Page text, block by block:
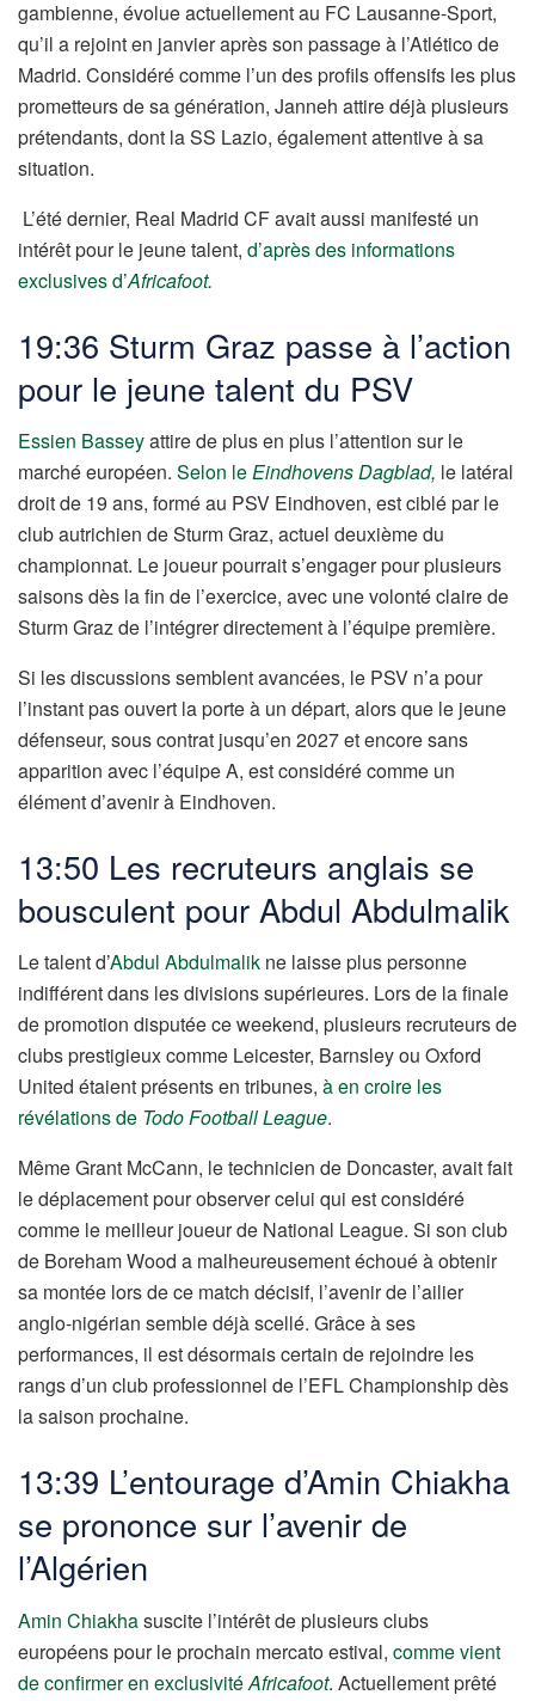
gambienne, évolue actuellement au FC Lausanne-Sport,
qu’il a rejoint en janvier après son passage à l’Atlético de
Madrid. Considéré comme l’un des profils offensifs les plus
prometteurs de sa génération, Janneh attire déjà plusieurs
prétendants, dont la SS Lazio, également attentive à sa
situation.
L’été dernier, Real Madrid CF avait aussi manifesté un
intérêt pour le jeune talent, d’après des informations
exclusives d’Africafoot.
19:36 Sturm Graz passe à l’action
pour le jeune talent du PSV
Essien Basseyattire de plus en plus l’attention sur le
marché européen. Selon leEindhovens Dagblad, le latéral
droit de 19 ans, formé au PSV Eindhoven, est ciblé par le
club autrichien de Sturm Graz, actuel deuxième du
championnat. Le joueur pourrait s’engager pour plusieurs
saisons dès la fin de l’exercice, avec une volonté claire de
Sturm Graz de l’intégrer directement à l’équipe première.
Si les discussions semblent avancées, le PSV n’a pour
l’instant pas ouvert la porte à un départ, alors que le jeune
défenseur, sous contrat jusqu’en 2027 et encore sans
apparition avec l’équipe A, est considéré comme un
élément d’avenir à Eindhoven.
13:50 Les recruteurs anglais se
bousculent pour Abdul Abdulmalik
Le talent d’Abdul Abdulmalik ne laisse plus personne
indifférent dans les divisions supérieures. Lors de la finale
de promotion disputée ce weekend, plusieurs recruteurs de
clubs prestigieux comme Leicester, Barnsley ou Oxford
United étaient présents en tribunes, à en croire les
révélations de Todo Football League.
Même Grant McCann, le technicien de Doncaster, avait fait
le déplacement pour observer celui qui est considéré
comme le meilleur joueur de National League. Si son club
de Boreham Wood a malheureusement échoué à obtenir
sa montée lors de ce match décisif, l’avenir de l’ailier
anglo-nigérian semble déjà scellé. Grâce à ses
performances, il est désormais certain de rejoindre les
rangs d’un club professionnel de l’EFL Championship dès
la saison prochaine.
13:39 L’entourage d’Amin Chiakha
se prononce sur l’avenir de
l’Algérien
Amin Chiakhasuscite l’intérêt de plusieurs clubs
européens pour le prochain mercato estival, comme vient
de confirmer en exclusivitéAfricafoot. Actuellement prêté